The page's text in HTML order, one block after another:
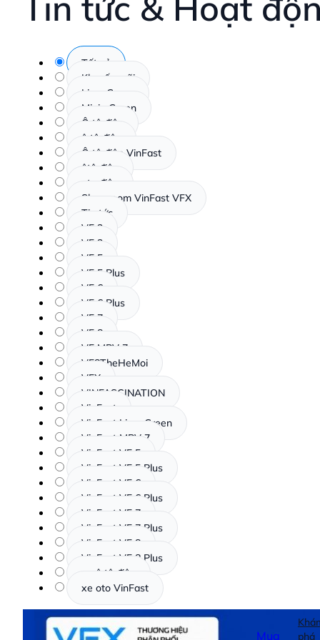
Tất cả
Khuyến mãi
Limo Green
Minio Green
Ô tô điện
ô tô điện
Ô tô điện VinFast
ôtô điện
oto điện
Showroom VinFast VFX
Tin tức
VF 2
VF 3
VF 5
VF 5 Plus
VF 6
VF 6 Plus
VF 7
VF 8
VF MPV 7
VF8TheHeMoi
VFX
VINFASCINATION
VinFast
VinFast Limo Green
VinFast MPV 7
VinFast VF 5
VinFast VF 5 Plus
VinFast VF 6
VinFast VF 6 Plus
VinFast VF 7
VinFast VF 7 Plus
VinFast VF 8
VinFast VF 8 Plus
xe ô tô điện
xe oto VinFast
Mua
phá